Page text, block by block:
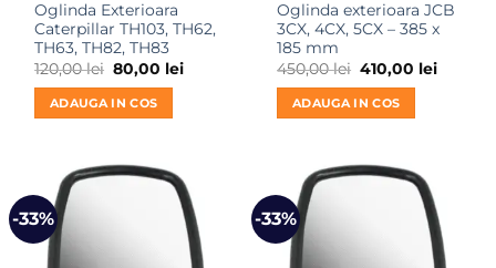
Oglinda Exterioara
Caterpillar TH103, TH62,
TH63, TH82, TH83
120,00lei Prețul
inițial
a
fost:
120,00 lei.
80,00 leiPrețul
ADAUGA IN COS
Oglinda exterioara JCB
3CX, 4CX, 5CX – 385 x
185 mm
450,00lei Prețul
inițial
a
fost:
450,00 lei.
410,00 leiPrețul
ADAUGA IN COS
-33% -33%